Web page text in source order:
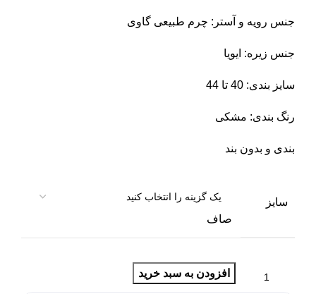
جنس رویه و آستر: چرم طبیعی گاوی
جنس زیره: ایویا
سایز بندی: 40 تا 44
رنگ بندی: مشکی
بندی و بدون بند
سایز
صاف
افزودن به سبد خرید